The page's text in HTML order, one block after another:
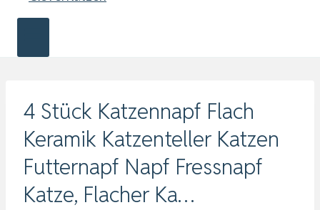
4 Stück Katzennapf Flach
Keramik Katzenteller Katzen
Futternapf Napf Fressnapf
Katze, Flacher Ka…